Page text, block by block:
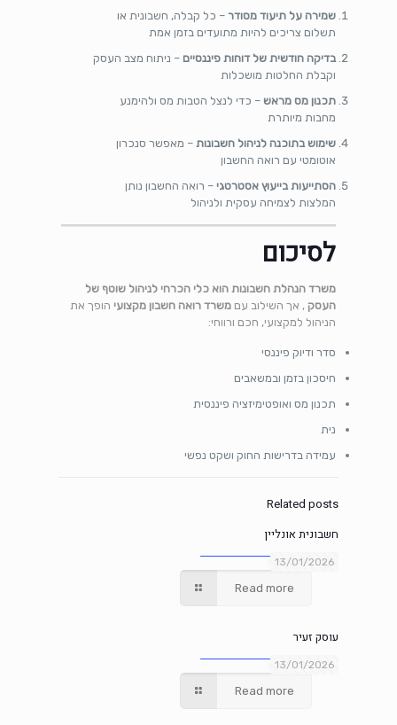
שמירה על תיעוד מסודר – כל קבלה, חשבונית או
תשלום צריכים להיות מתועדים בזמן אמת
בדיקה חודשית של דוחות פיננסיים – ניתוח מצב העסק
וקבלת החלטות מושכלות
תכנון מס מראש – כדי לנצל הטבות מס ולהימנע
מחבות מיותרת
שימוש בתוכנה לניהול חשבונות – מאפשר סנכרון
אוטומטי עם רואה החשבון
הסתייעות בייעוץ אסטרטגי – רואה החשבון נותן
המלצות לצמיחה עסקית ולניהול
לסיכום
משרד הנהלת חשבונות הוא כלי הכרחי לניהול שוטף של
העסק, אך השילוב עםמשרד רואה חשבון מקצועי הופך את
הניהול למקצועי, חכם ורווחי:
סדר ודיוק פיננסי
חיסכון בזמן ובמשאבים
תכנון מס ואופטימיזציה פיננסית
נית
עמידה בדרישות החוק ושקט נפשי
Related posts
13/01/2026
חשבונית אונליין
Read more
13/01/2026
עוסק זעיר
Read more